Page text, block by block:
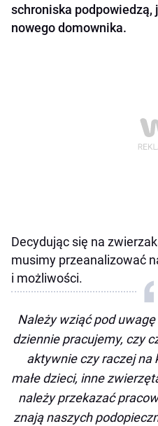
schroniska podpowiedzą,
nowego domownika.
Decydując się na
musimy przeanalizować
i możliwości.
Należy wziąć pod
dziennie pracujemy, czy
aktywnie czy raczej na
małe dzieci, inne
należy przekazać
znają naszych